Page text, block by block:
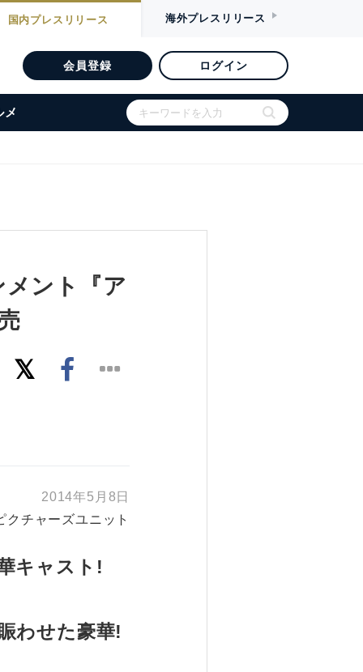
国内プレスリリース 海外プレスリリース
会員登録 ログイン
メ
ント『ア
2014年5月8日
クチャーズユニット
キャスト!
わせた豪華!